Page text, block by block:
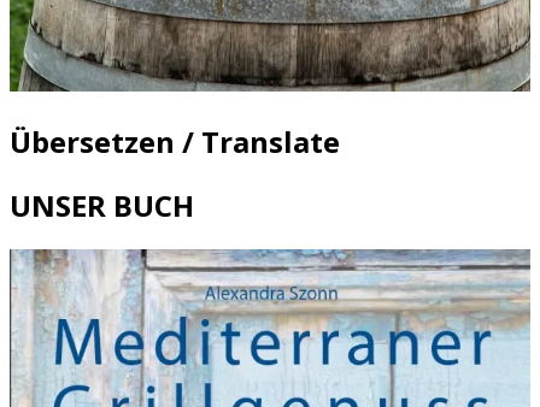
Übersetzen / Translate
UNSER BUCH